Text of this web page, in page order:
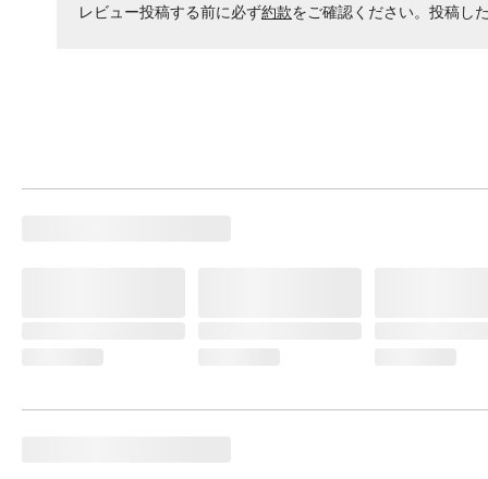
レビュー投稿する前に必ず約款をご確認ください。投稿し